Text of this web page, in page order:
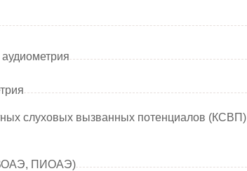
слуховых вызванных потенциалов (КСВП)
ПИОАЭ)